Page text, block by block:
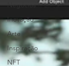
Negócios
Inovação
Arte
Inspiração
NFT